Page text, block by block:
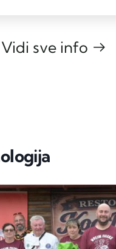
Vidi sve info
Gastro & Enologija
Festival